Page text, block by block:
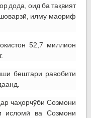
дода, оид ба тақвият
илму маориф
52,7 миллион
бештари равобити
чаҳорчӯби Созмони
исломӣ ва Созмони